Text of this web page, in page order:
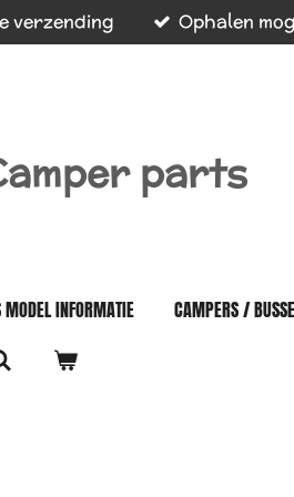
verzending Ophalen
parts
MODEL INFORMATIE CAMPERS /